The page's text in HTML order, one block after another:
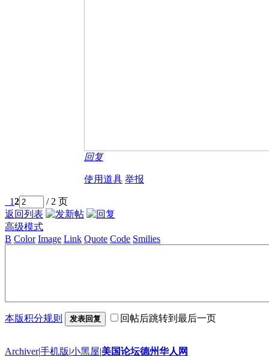
回复
使用道具 举报
12
/ 2 页
返回列表
高级模式
B Color Image Link Quote Code Smilies
本版积分规则 发表回复 回帖后跳转到最后一页
Archiver|手机版|小黑屋|美国论坛德州华人网